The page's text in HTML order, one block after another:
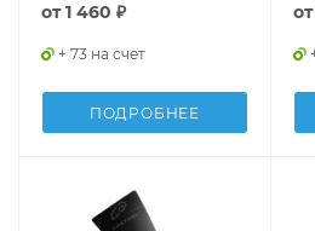
от1 460 ₽
+ 73 на счет
ПОДРОБНЕЕ
от